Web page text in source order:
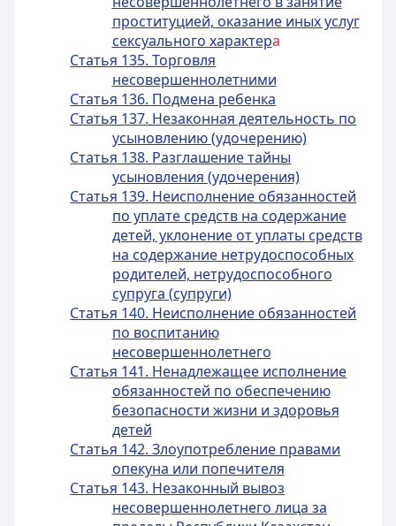
проституцией, оказание иных услуг
сексуального характера
Статья 135. Торговля
несовершеннолетними
Статья 136. Подмена ребенка
Статья 137. Незаконная деятельность по
усыновлению (удочерению)
Статья 138. Разглашение тайны
усыновления (удочерения)
Статья 139. Неисполнение обязанностей
по уплате средств на содержание
детей, уклонение от уплаты средств
на содержание нетрудоспособных
родителей, нетрудоспособного
супруга (супруги)
Статья 140. Неисполнение обязанностей
по воспитанию
несовершеннолетнего
Статья 141. Ненадлежащее исполнение
обязанностей по обеспечению
безопасности жизни и здоровья
детей
Статья 142. Злоупотребление правами
опекуна или попечителя
Статья 143. Незаконный вывоз
несовершеннолетнего лица за